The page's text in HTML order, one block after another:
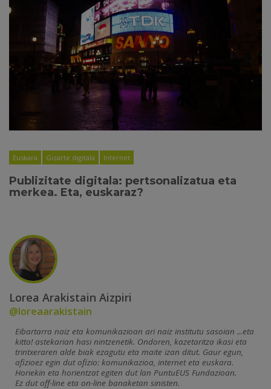
Euskara Gizarte digitala Internet
Publizitate digitala: pertsonalizatua eta
merkea. Eta, euskaraz?
Lorea Arakistain Aizpiri
@loreaarakistain
Eibartarra naiz eta komunikazioan ari naiz institutu sasoian ...eta
kitto! astekarian hasi nintzenetik. Ondoren, kazetaritza ikasi eta
trintxeraren alde biak ezagutu eta maite izan ditut. Gaur egun,
afizioez egin dut ofizio: komunikazioa, internet eta euskara.
Horiekin eta horientzat egiten dut lan PuntuEUS Fundazioan.
Ez dut off-line eta on-line banaketan sinisten.